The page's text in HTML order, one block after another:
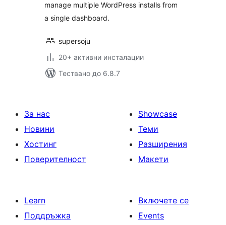
manage multiple WordPress installs from
a single dashboard.
supersoju
20+ активни инсталации
Тествано до 6.8.7
За нас
Новини
Хостинг
Поверителност
Showcase
Теми
Разширения
Макети
Learn
Поддръжка
Включете се
Events